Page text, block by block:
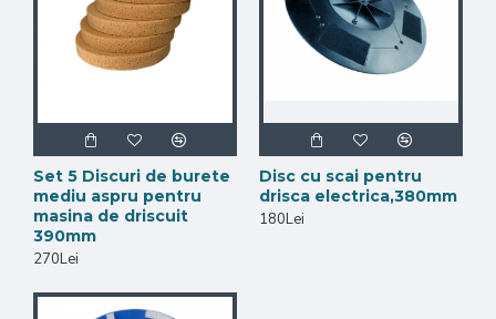
Set 5 Discuri de burete
mediu aspru pentru
masina de driscuit
390mm
270Lei
Disc cu scai pentru
drisca electrica,380mm
180Lei